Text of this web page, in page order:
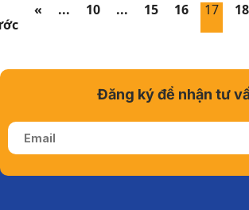
« ... 10 ... 15 16 17 18
Đăng ký để nhận tư